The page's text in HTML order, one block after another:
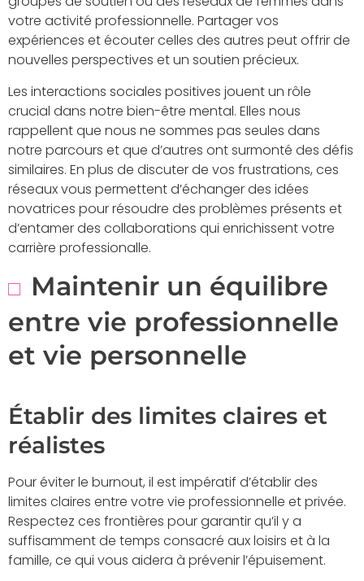
votre activité professionnelle. Partager vos
expériences et écouter celles des autres peut offrir de
nouvelles perspectives et un soutien précieux.
Les interactions sociales positives jouent un rôle
crucial dans notre bien-être mental. Elles nous
rappellent que nous ne sommes pas seules dans
notre parcours et que d’autres ont surmonté des défis
similaires. En plus de discuter de vos frustrations, ces
réseaux vous permettent d’échanger des idées
novatrices pour résoudre des problèmes présents et
d’entamer des collaborations qui enrichissent votre
carrière professionalle.
Maintenir un équilibre
entre vie professionnelle
et vie personnelle
Établir des limites claires et
réalistes
Pour éviter le burnout, il est impératif d’établir des
limites claires entre votre vie professionnelle et privée.
Respectez ces frontières pour garantir qu’il y a
suffisamment de temps consacré aux loisirs et à la
famille, ce qui vous aidera à prévenir l’épuisement.